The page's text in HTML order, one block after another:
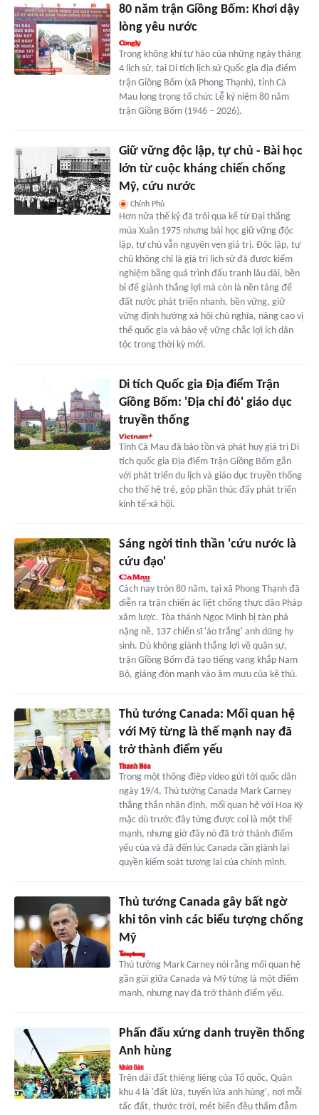
80 năm trận Giồng Bốm: Khơi dậy
lòng yêu nước
Trong không khí tự hào của những ngày tháng
4 lịch sử, tại Di tích lịch sử Quốc gia địa điểm
trận Giồng Bốm (xã Phong Thạnh), tỉnh Cà
Mau long trọng tổ chức Lễ kỷ niệm 80 năm
trận Giồng Bốm (1946 – 2026).
Giữ vững độc lập, tự chủ - Bài học
lớn từ cuộc kháng chiến chống
Mỹ, cứu nước
Chính Phủ
Hơn nửa thế kỷ đã trôi qua kể từ Đại thắng
mùa Xuân 1975 nhưng bài học giữ vững độc
lập, tự chủ vẫn nguyên vẹn giá trị. Độc lập, tự
chủ không chỉ là giá trị lịch sử đã được kiểm
nghiệm bằng quá trình đấu tranh lâu dài, bền
bỉ để giành thắng lợi mà còn là nền tảng để
đất nước phát triển nhanh, bền vững, giữ
vững định hướng xã hội chủ nghĩa, nâng cao vị
thế quốc gia và bảo vệ vững chắc lợi ích dân
tộc trong thời kỳ mới.
Di tích Quốc gia Địa điểm Trận
Giồng Bốm: 'Địa chỉ đỏ' giáo dục
truyền thống
Tỉnh Cà Mau đã bảo tồn và phát huy giá trị Di
tích quốc gia Địa điểm Trận Giồng Bốm gắn
với phát triển du lịch và giáo dục truyền thống
cho thế hệ trẻ, góp phần thúc đẩy phát triển
kinh tế-xã hội.
Sáng ngời tinh thần 'cứu nước là
cứu đạo'
Cách nay tròn 80 năm, tại xã Phong Thạnh đã
diễn ra trận chiến ác liệt chống thực dân Pháp
xâm lược. Tòa thánh Ngọc Minh bị tàn phá
nặng nề, 137 chiến sĩ 'áo trắng' anh dũng hy
sinh. Dù không giành thắng lợi về quân sự,
trận Giồng Bốm đã tạo tiếng vang khắp Nam
Bộ, giáng đòn mạnh vào âm mưu của kẻ thù.
Thủ tướng Canada: Mối quan hệ
với Mỹ từng là thế mạnh nay đã
trở thành điểm yếu
Trong một thông điệp video gửi tới quốc dân
ngày 19/4, Thủ tướng Canada Mark Carney
thẳng thắn nhận định, mối quan hệ với Hoa Kỳ
mặc dù trước đây từng được coi là một thế
mạnh, nhưng giờ đây nó đã trở thành điểm
yếu của và đã đến lúc Canada cần giành lại
quyền kiểm soát tương lai của chính mình.
Thủ tướng Canada gây bất ngờ
khi tôn vinh các biểu tượng chống
Mỹ
Thủ tướng Mark Carney nói rằng mối quan hệ
gần gũi giữa Canada và Mỹ từng là một điểm
mạnh, nhưng nay đã trở thành điểm yếu.
Phấn đấu xứng danh truyền thống
Anh hùng
Trên dải đất thiêng liêng của Tổ quốc, Quân
khu 4 là 'đất lửa, tuyến lửa anh hùng', nơi mỗi
tấc đất, thước trời, mét biển đều thấm đẫm